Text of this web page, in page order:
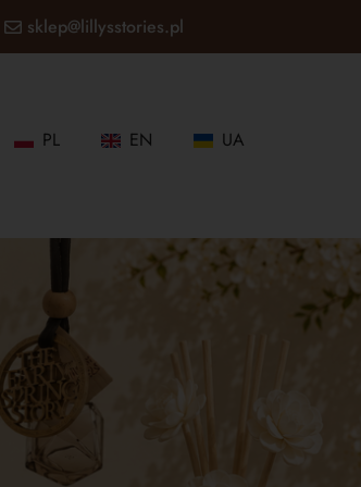
sklep@lillysstories.pl
PL EN UA